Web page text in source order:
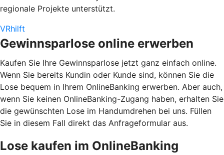
regionale Projekte unterstützt.
VRhilft
Gewinnsparlose online erwerben
Kaufen Sie Ihre Gewinnsparlose jetzt ganz einfach online.
Wenn Sie bereits Kundin oder Kunde sind, können Sie die
Lose bequem in Ihrem OnlineBanking erwerben. Aber auch,
wenn Sie keinen OnlineBanking-Zugang haben, erhalten Sie
die gewünschten Lose im Handumdrehen bei uns. Füllen
Sie in diesem Fall direkt das Anfrageformular aus.
Lose kaufen im OnlineBanking